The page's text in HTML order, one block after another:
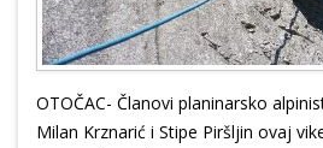
OTOČAC- Članovi planinarsko
Milan Krznarić i Stipe Piršljin ovaj